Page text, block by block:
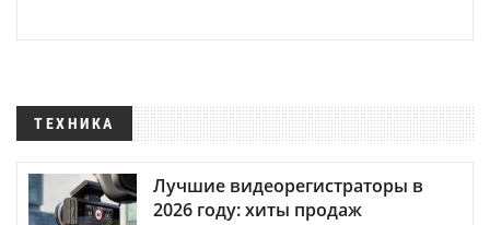
ТЕХНИКА
Лучшие видеорегистраторы в
2026 году: хиты продаж